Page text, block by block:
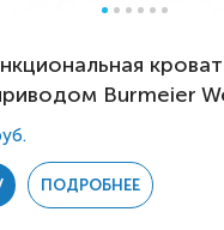
Burmeier
ПОДРОБНЕЕ